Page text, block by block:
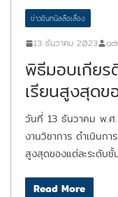
ข่าวอินทนิลลือเลื่อง
13 ธันวาคม 2023
พิธีมอบเกียร
เรียนสูงสุดข
วันที่ 13 ธันวาคม พ.ศ.
งานวิชาการ ดำเนินก
สูงสุดของแต่ละระดับชั้
Read More